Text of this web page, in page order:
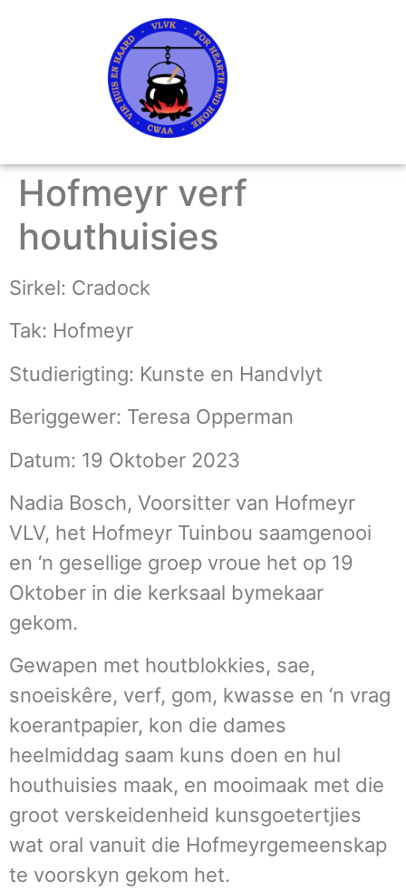
Hofmeyr verf
houthuisies
Sirkel: Cradock
Tak: Hofmeyr
Studierigting: Kunste en Handvlyt
Beriggewer: Teresa Opperman
Datum: 19 Oktober 2023
Nadia Bosch, Voorsitter van Hofmeyr
VLV, het Hofmeyr Tuinbou saamgenooi
en ‘n gesellige groep vroue het op 19
Oktober in die kerksaal bymekaar
gekom.
Gewapen met houtblokkies, sae,
snoeiskêre, verf, gom, kwasse en ‘n vrag
koerantpapier, kon die dames
heelmiddag saam kuns doen en hul
houthuisies maak, en mooimaak met die
groot verskeidenheid kunsgoetertjies
wat oral vanuit die Hofmeyrgemeenskap
te voorskyn gekom het.